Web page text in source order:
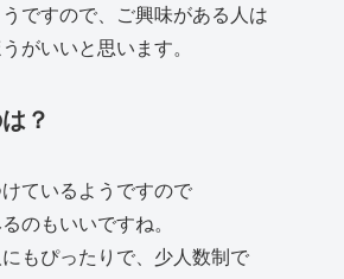
ですので、ご興味がある人は
がいいと思います。
？
ているようですので
のもいいですね。
もぴったりで、少人数制で